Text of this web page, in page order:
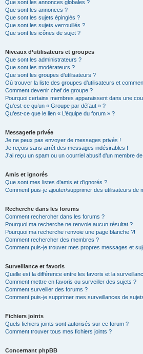
Que sont les annonces globales ?
Que sont les annonces ?
Que sont les sujets épinglés ?
Que sont les sujets verrouillés ?
Que sont les icônes de sujet ?
Niveaux d’utilisateurs et groupes
Que sont les administrateurs ?
Que sont les modérateurs ?
Que sont les groupes d’utilisateurs ?
Où trouver la liste des groupes d’utilisateurs et
Comment devenir chef de groupe ?
Pourquoi certains membres apparaissent dans une
Qu’est-ce qu’un « Groupe par défaut » ?
Qu’est-ce que le lien « L’équipe du forum » ?
Messagerie privée
Je ne peux pas envoyer de messages privés !
Je reçois sans arrêt des messages indésirables !
J’ai reçu un spam ou un courriel abusif d’un membre
Amis et ignorés
Que sont mes listes d’amis et d’ignorés ?
Comment puis-je ajouter/supprimer des utilisateurs de
Recherche dans les forums
Comment rechercher dans les forums ?
Pourquoi ma recherche ne renvoie aucun résultat ?
Pourquoi ma recherche renvoie une page blanche ?!
Comment rechercher des membres ?
Comment puis-je trouver mes propres messages et
Surveillance et favoris
Quelle est la différence entre les favoris et la
Comment mettre en favoris ou surveiller des sujets ?
Comment surveiller des forums ?
Comment puis-je supprimer mes surveillances de
Fichiers joints
Quels fichiers joints sont autorisés sur ce forum ?
Comment trouver tous mes fichiers joints ?
Concernant phpBB